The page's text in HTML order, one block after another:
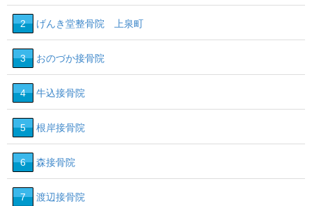
2 げんき堂整骨院 上泉町
3 おのづか接骨院
4 牛込接骨院
5 根岸接骨院
6 森接骨院
7 渡辺接骨院